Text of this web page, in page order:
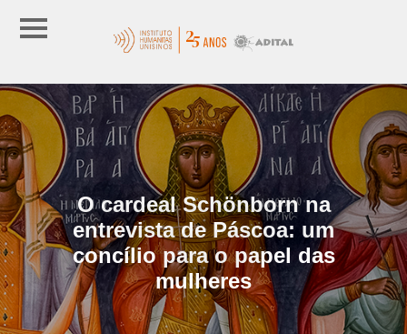
O cardeal Schönborn na
entrevista de Páscoa: um
concílio para o papel das
mulheres